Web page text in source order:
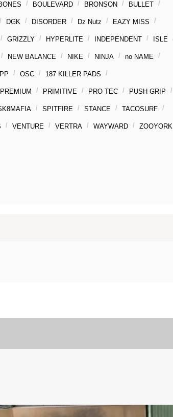
BOULEVARD BRONSON BULLET
DGK DISORDER Dz Nutz EAZY MISS
GRIZZLY HYPERLITE INDEPENDENT ISLE
NEW BALANCE NIKE NINJA no NAME
OSC 187 KILLER PADS
PREMIUM PRIMITIVE PRO TEC PUSH GRIP
SPITFIRE STANCE TACOSURF
VENTURE VERTRA WAYWARD ZOOYORK